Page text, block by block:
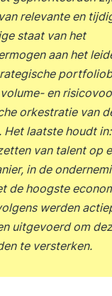
generatieve AI in
dilemma’s
AI-
verantwoord
samenwerking
Toekomstige
en
deelnemers gaan
Lesmateriaal Diverse
en
relevante en
staat van het
aan het
en
orkestratie van
Het laatste houdt
van talent op
in de
de hoogste
werden
uitgevoerd om
te versterken.